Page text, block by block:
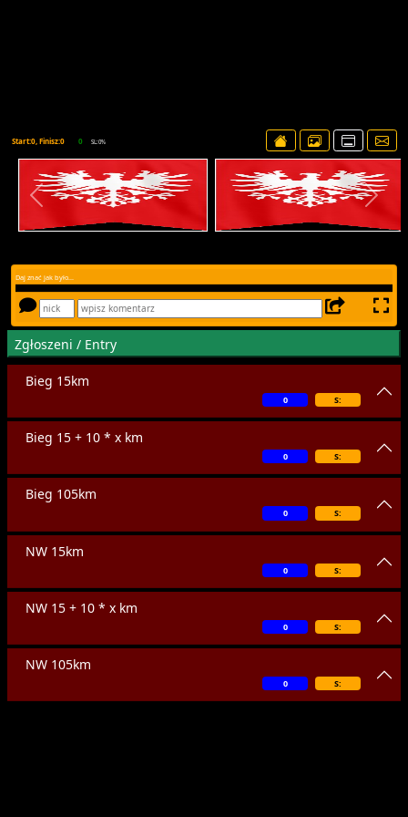
Start:0, Finisz:0 0 SL:0%
Daj znać jak było...
Zgłoszeni / Entry
Bieg 15km
S:
0
Bieg 15 + 10 * x km
S:
0
Bieg 105km
S:
0
NW 15km
S:
0
NW 15 + 10 * x km
S:
0
NW 105km
S:
0